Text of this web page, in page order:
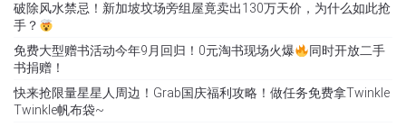
破除风水禁忌！新加坡坟场旁组屋竟卖出130万天价，为什么如此抢
手？
免费大型赠书活动今年9月回归！0元淘书现场火爆
同时开放二手
书捐赠！
快来抢限量星星人周边！Grab国庆福利攻略！做任务免费拿Twinkle
Twinkle帆布袋~